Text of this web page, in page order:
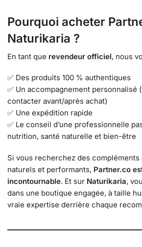
Pourquoi acheter
Naturikaria ?
En tant que revendeur officiel, nous
✅ Des produits 100 % authentiques
✅ Un accompagnement personnalisé
contacter avant/après achat)
✅ Une expédition rapide
✅ Le conseil d’une professionnelle
nutrition, santé naturelle et bien-être
Si vous recherchez des
naturels et performants, Partner.co
incontournable. Et sur Naturikaria,
dans une boutique engagée, à taille
vraie expertise derrière chaque